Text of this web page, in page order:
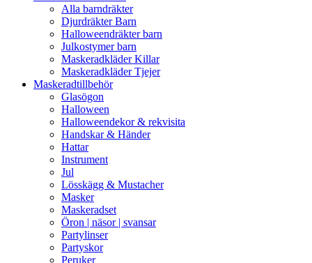
Alla barndräkter
Djurdräkter Barn
Halloweendräkter barn
Julkostymer barn
Maskeradkläder Killar
Maskeradkläder Tjejer
Maskeradtillbehör
Glasögon
Halloween
Halloweendekor & rekvisita
Handskar & Händer
Hattar
Instrument
Jul
Lösskägg & Mustacher
Masker
Maskeradset
Öron | näsor | svansar
Partylinser
Partyskor
Peruker